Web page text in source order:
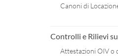
Canoni di
Controlli e Rilievi
Attestazioni OIV o